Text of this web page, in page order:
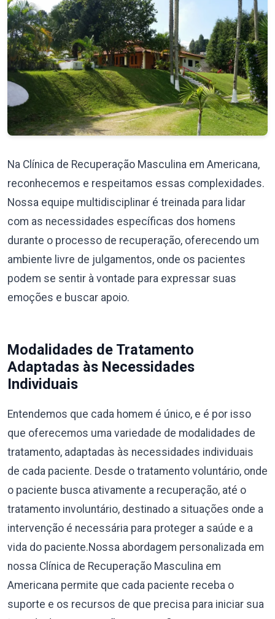
Na Clínica de Recuperação Masculina em Americana,
reconhecemos e respeitamos essas complexidades.
Nossa equipe multidisciplinar é treinada para lidar
com as necessidades específicas dos homens
durante o processo de recuperação, oferecendo um
ambiente livre de julgamentos, onde os pacientes
podem se sentir à vontade para expressar suas
emoções e buscar apoio.
Modalidades de Tratamento
Adaptadas às Necessidades
Individuais
Entendemos que cada homem é único, e é por isso
que oferecemos uma variedade de modalidades de
tratamento, adaptadas às necessidades individuais
de cada paciente. Desde o tratamento voluntário, onde
o paciente busca ativamente a recuperação, até o
tratamento involuntário, destinado a situações onde a
intervenção é necessária para proteger a saúde e a
vida do paciente.Nossa abordagem personalizada em
nossa Clínica de Recuperação Masculina em
Americana permite que cada paciente receba o
suporte e os recursos de que precisa para iniciar sua